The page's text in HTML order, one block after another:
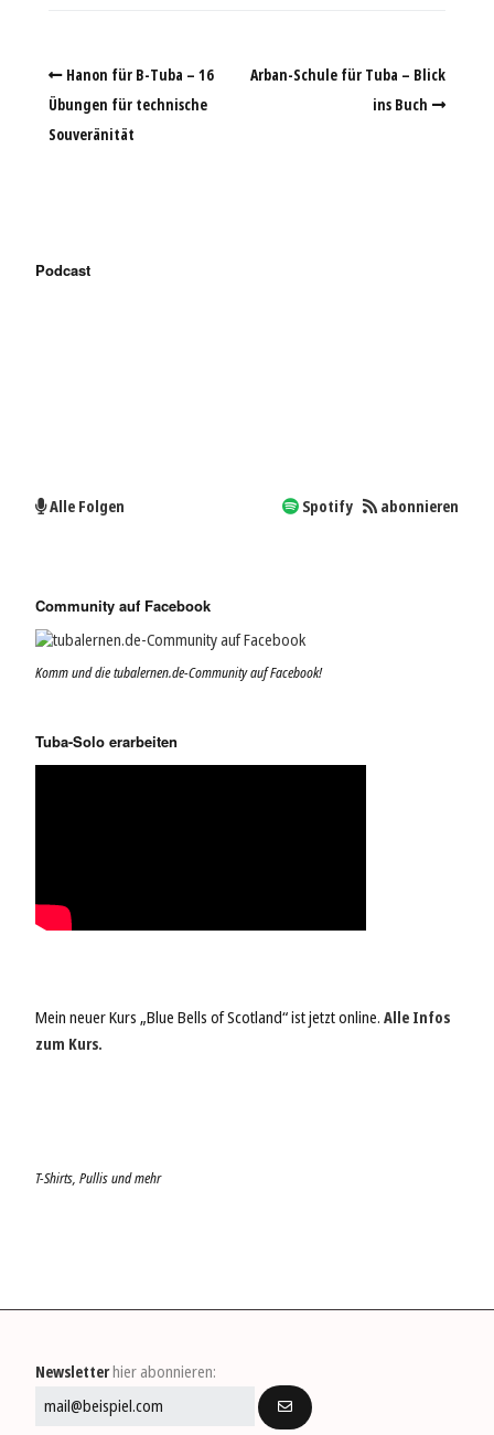
Hanon für B-Tuba – 16
Übungen für technische
Souveränität
Arban-Schule für Tuba – Blick
ins Buch
Podcast
Alle Folgen Spotify abonnieren
Community auf Facebook
Komm und die tubalernen.de-Community auf Facebook!
Tuba-Solo erarbeiten
Mein neuer Kurs „Blue Bells of Scotland“ ist jetzt online.Alle Infos
zum Kurs.
T-Shirts, Pullis und mehr
Newsletterhier abonnieren: